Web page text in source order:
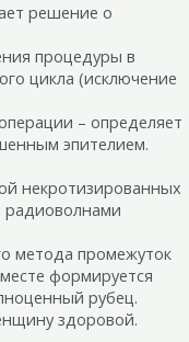
решение о
процедуры в
цикла (исключение
– определяет
эпителием.
некротизированных
радиоволнами
метода промежуток
формируется
рубец.
здоровой.